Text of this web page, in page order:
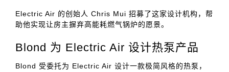
Electric Air 的创始人 Chris Mui 招募了这家设计机构，帮
助他实现让房主摒弃高能耗燃气锅炉的愿景。
Blond 为 Electric Air 设计热泵产品
Blond 受委托为 Electric Air 设计一款极简风格的热泵，